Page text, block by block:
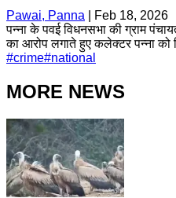
Pawai, Panna
Feb 18, 2026
पन्ना के पवई विधनसभा की ग्राम
का आरोप लगाते हुए कलेक्टर पन्ना को
#crime#national
MORE NEWS